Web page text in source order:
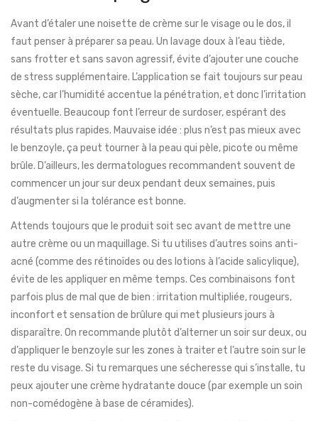
Avant d’étaler une noisette de crème sur le visage ou le dos, il
faut penser à préparer sa peau. Un lavage doux à l’eau tiède,
sans frotter et sans savon agressif, évite d’ajouter une couche
de stress supplémentaire. L’application se fait toujours sur peau
sèche, car l’humidité accentue la pénétration, et donc l’irritation
éventuelle. Beaucoup font l’erreur de surdoser, espérant des
résultats plus rapides. Mauvaise idée : plus n’est pas mieux avec
le benzoyle, ça peut tourner à la peau qui pèle, picote ou même
brûle. D’ailleurs, les dermatologues recommandent souvent de
commencer un jour sur deux pendant deux semaines, puis
d’augmenter si la tolérance est bonne.
Attends toujours que le produit soit sec avant de mettre une
autre crème ou un maquillage. Si tu utilises d’autres soins anti-
acné (comme des rétinoïdes ou des lotions à l’acide salicylique),
évite de les appliquer en même temps. Ces combinaisons font
parfois plus de mal que de bien : irritation multipliée, rougeurs,
inconfort et sensation de brûlure qui met plusieurs jours à
disparaître. On recommande plutôt d’alterner un soir sur deux, ou
d’appliquer le benzoyle sur les zones à traiter et l’autre soin sur le
reste du visage. Si tu remarques une sécheresse qui s’installe, tu
peux ajouter une crème hydratante douce (par exemple un soin
non-comédogène à base de céramides).